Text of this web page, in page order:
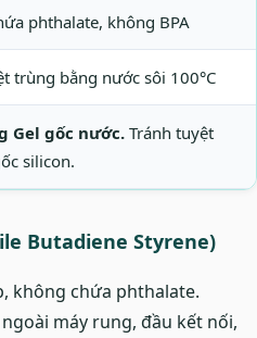
phthalate, không BPA
trùng bằng nước sôi 100°C
Gel gốc nước. Tránh tuyệt
silicon.
Butadiene Styrene)
không chứa phthalate.
máy rung, đầu kết nối,